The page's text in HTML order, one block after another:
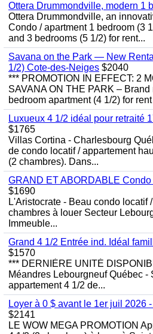
Ottera Drummondville, modern 1
Ottera Drummondville, an
Condo / apartment 1 bedroom (3
and 3 bedrooms (5 1/2) for rent...
Savana on the Park — New
1/2) Cote-des-Neiges $2040
*** PROMOTION IN EFFECT: 2
SAVANA ON THE PARK –
bedroom apartment (4 1/2) for rent
Luxueux 4 1/2 idéal pour retraité
$1765
Villas Cortina - Charlesbourg
de condo locatif / appartement
(2 chambres). Dans...
GRAND ET ABORDABLE
$1690
L'Aristocrate - Beau condo locatif
chambres à louer Secteur
Immeuble...
Grand 4 1/2 Entrée ind. Idéal
$1570
*** DERNIÈRE UNITÉ
Méandres Lebourgneuf Québec -
appartement 4 1/2 de...
Loyer à 0 $ avant le 1er juil 2026
$2141
LE WOW MEGA PROMOTION